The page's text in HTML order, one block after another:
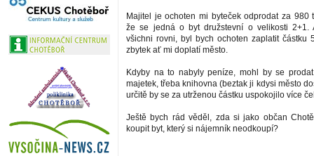
Majitel je ochoten mi byteček odprodat za 980
že se jedná o byt družstevní o velikosti 2+1.
všichni rovni, byl bych ochoten zaplatit částku
zbytek ať mi doplatí město.
Kdyby na to nabyly peníze, mohl by se
majetek, třeba knihovna (beztak ji kdysi město
určitě by se za utrženou částku uspokojilo více
Ještě bych rád věděl, zda si jako občan
koupit byt, který si nájemník neodkoupí?